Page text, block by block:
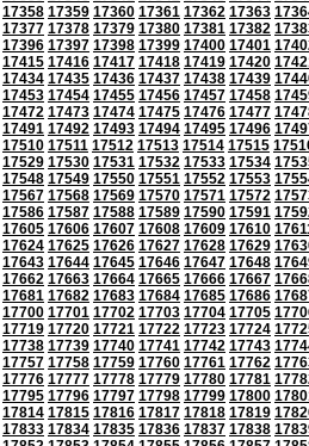
17358 17359 17360 17361 17362 17363
17377 17378 17379 17380 17381 17382
17396 17397 17398 17399 17400 17401
17415 17416 17417 17418 17419 17420
17434 17435 17436 17437 17438 17439
17453 17454 17455 17456 17457 17458
17472 17473 17474 17475 17476 17477
17491 17492 17493 17494 17495 17496
17510 17511 17512 17513 17514 17515
17529 17530 17531 17532 17533 17534
17548 17549 17550 17551 17552 17553
17567 17568 17569 17570 17571 17572
17586 17587 17588 17589 17590 17591
17605 17606 17607 17608 17609 17610
17624 17625 17626 17627 17628 17629
17643 17644 17645 17646 17647 17648
17662 17663 17664 17665 17666 17667
17681 17682 17683 17684 17685 17686
17700 17701 17702 17703 17704 17705
17719 17720 17721 17722 17723 17724
17738 17739 17740 17741 17742 17743
17757 17758 17759 17760 17761 17762
17776 17777 17778 17779 17780 17781
17795 17796 17797 17798 17799 17800
17814 17815 17816 17817 17818 17819
17833 17834 17835 17836 17837 17838